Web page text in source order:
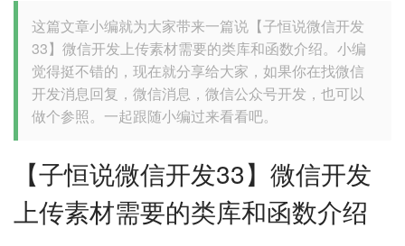
这篇文章小编就为大家带来一篇说【子恒说微信开发
33】微信开发上传素材需要的类库和函数介绍。小编
觉得挺不错的，现在就分享给大家，如果你在找微信
开发消息回复，微信消息，微信公众号开发，也可以
做个参照。一起跟随小编过来看看吧。
【子恒说微信开发33】微信开发
上传素材需要的类库和函数介绍